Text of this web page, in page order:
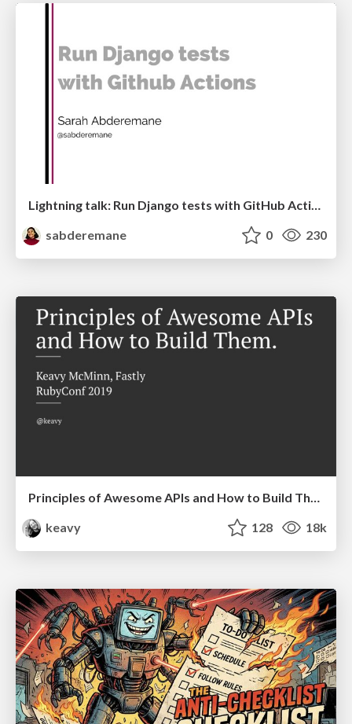
Lightning talk: Run Django tests with GitHub Actions
sabderemane
0 230
Principles of Awesome APIs and How to Build Them.
keavy
128 18k